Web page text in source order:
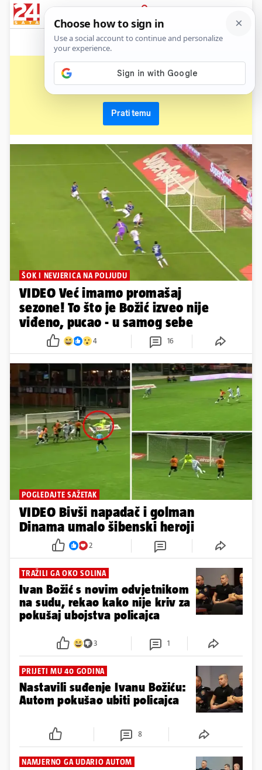
PRIJAVA
News
ivan božić
Prati temu
ŠOK I NEVJERICA NA POLJUDU
VIDEO Već imamo promašaj
sezone! To što je Božić izveo nije
viđeno, pucao - u samog sebe
4 16
POGLEDAJTE SAŽETAK
VIDEO Bivši napadač i golman
Dinama umalo šibenski heroji
2
TRAŽILI GA OKO SOLINA
Ivan Božić s novim odvjetnikom
na sudu, rekao kako nije kriv za
pokušaj ubojstva policajca
3 1
PRIJETI MU 40 GODINA
Nastavili suđenje Ivanu Božiću:
Autom pokušao ubiti policajca
8
NAMJERNO GA UDARIO AUTOM